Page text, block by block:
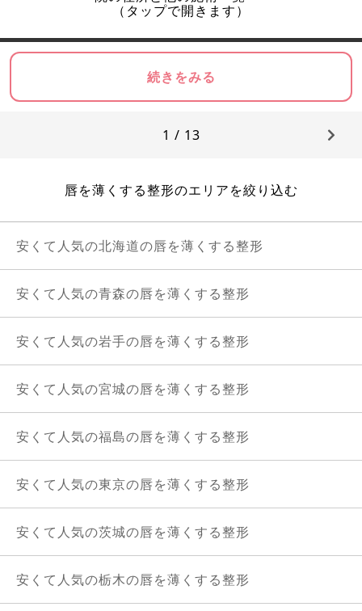
（タップで開きます）
続きをみる
1 / 13
唇を薄くする整形のエリアを絞り込む
安くて人気の北海道の唇を薄くする整形
安くて人気の青森の唇を薄くする整形
安くて人気の岩手の唇を薄くする整形
安くて人気の宮城の唇を薄くする整形
安くて人気の福島の唇を薄くする整形
安くて人気の東京の唇を薄くする整形
安くて人気の茨城の唇を薄くする整形
安くて人気の栃木の唇を薄くする整形